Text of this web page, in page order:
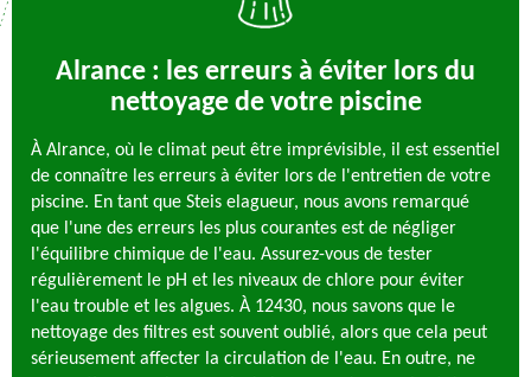
Alrance : les erreurs à éviter lors du
nettoyage de votre piscine
À Alrance, où le climat peut être imprévisible, il est essentiel
de connaître les erreurs à éviter lors de l'entretien de votre
piscine. En tant que Steis elagueur, nous avons remarqué
que l'une des erreurs les plus courantes est de négliger
l'équilibre chimique de l'eau. Assurez-vous de tester
régulièrement le pH et les niveaux de chlore pour éviter
l'eau trouble et les algues. À 12430, nous savons que le
nettoyage des filtres est souvent oublié, alors que cela peut
sérieusement affecter la circulation de l'eau. En outre, ne